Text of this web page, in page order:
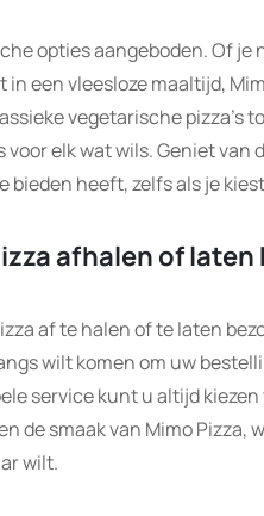
opties aangeboden. Of
in een vleesloze maaltijd,
vegetarische pizza’s
elk wat wils. Geniet van
bieden heeft, zelfs als je
afhalen of
af te halen of te laten
wilt komen om uw
service kunt u altijd
de smaak van Mimo Pizza,
wilt.